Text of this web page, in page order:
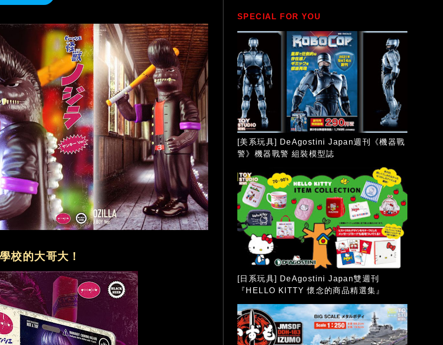
校的大哥大！
SPECIAL FOR YOU
[美系玩具] DeAgostini Japan週刊《機器戰
警》機器戰警 組裝模型誌
[日系玩具] DeAgostini Japan雙週刊
『HELLO KITTY 懷念的商品精選集』